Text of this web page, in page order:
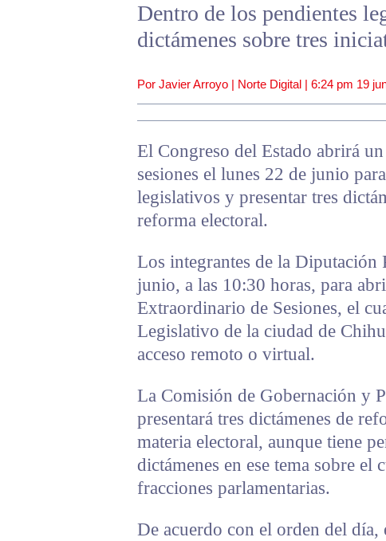
Dentro de los pendientes
dictámenes sobre tres
Por Javier Arroyo | Norte Digital | 6:24 pm 19
El Congreso del Estado abrirá
sesiones el lunes 22 de junio
legislativos y presentar tres
reforma electoral.
Los integrantes de la Diputación
junio, a las 10:30 horas, para
Extraordinario de Sesiones, el
Legislativo de la ciudad de
acceso remoto o virtual.
La Comisión de Gobernación y
presentará tres dictámenes de
materia electoral, aunque tiene
dictámenes en ese tema sobre el
fracciones parlamentarias.
De acuerdo con el orden del día,